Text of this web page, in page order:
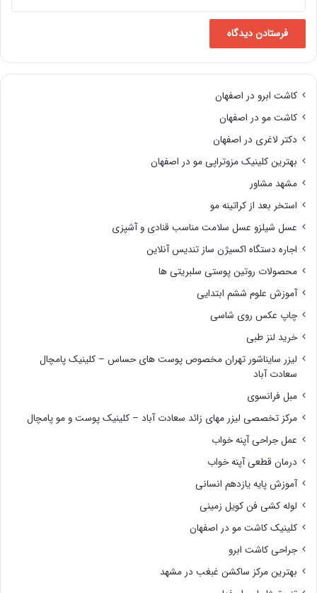
کاشت ابرو در اصفهان
کاشت مو در اصفهان
دکتر لاغری در اصفهان
بهترین کلینیک مزوتراپی مو در اصفهان
مشهد مشاور
استخر بعد از کراتینه مو
عسل شیلزو عسل سلامت مناسب قنادی و آشپزی
اجاره دستگاه اکسیژن ساز تندیس آنلاین
محصولات روتین پوستی سلبریتی ها
آموزش علوم ششم ابتدایی
چاپ عکس روی شاسی
خرید لنز طبی
لیزر سایناشور تهران مخصوص پوست های حساس – کلینیک پامچال
سعادت آباد
مبل فرانسوی
مرکز تخصصی لیزر مهای زائد سعادت آباد – کلینیک پوست و مو پامچال
عمل جراحی آپنه خواب
درمان قطعی آپنه خواب
آموزش پایه یازدهم انسانی
لوله کشی فن کویل زمینی
کلینیک کاشت مو در اصفهان
جراحی کاشت ابرو
بهترین مرکز ساکشن غبغب در مشهد